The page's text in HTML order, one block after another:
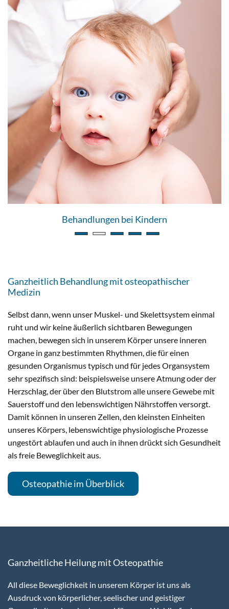
Behandlungen bei Kindern
Ganzheitlich Behandlung mit osteopathischer
Medizin
Selbst dann, wenn unser Muskel- und Skelettsystem einmal
ruht und wir keine äußerlich sichtbaren Bewegungen
machen, bewegen sich in unserem Körper unsere inneren
Organe in ganz bestimmten Rhythmen, die für einen
gesunden Organismus typisch und für jedes Organsystem
sehr spezifisch sind: beispielsweise unsere Atmung oder der
Herzschlag, der über den Blutstrom alle unsere Gewebe mit
Sauerstoff und den lebenswichtigen Nährstoffen versorgt.
Damit können in unseren Zellen, den kleinsten Einheiten
unseres Körpers, lebenswichtige physiologische Prozesse
ungestört ablaufen und auch in ihnen drückt sich Gesundheit
als freie Beweglichkeit aus.
Osteopathie im Überblick
Ganzheitliche Heilung mit Osteopathie
All diese Beweglichkeit in unserem Körper ist uns als
Ausdruck von körperlicher, seelischer und geistiger